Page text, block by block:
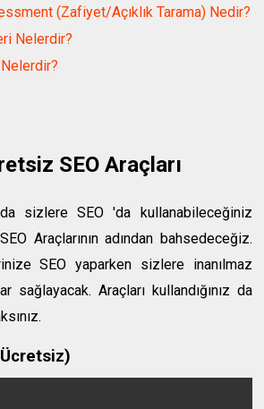
(Zafiyet/Açıklık Tarama) Nedir?
Nelerdir?
SEO Araçları
sizlere SEO 'da kullanabileceğiniz
Araçlarının adından bahsedeceğiz.
SEO yaparken sizlere inanılmaz
sağlayacak. Araçları kullandığınız da